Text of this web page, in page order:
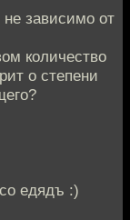
зависимо от
количество
о степени
едядъ :)